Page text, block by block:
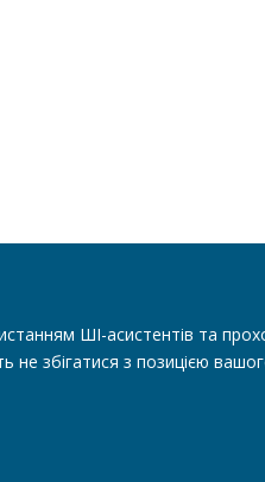
ШІ-асистентів та
збігатися з позицією